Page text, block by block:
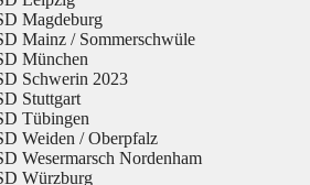
Magdeburg
Mainz / Sommerschwüle
München
Schwerin 2023
Stuttgart
Tübingen
Weiden / Oberpfalz
Wesermarsch Nordenham
Würzburg